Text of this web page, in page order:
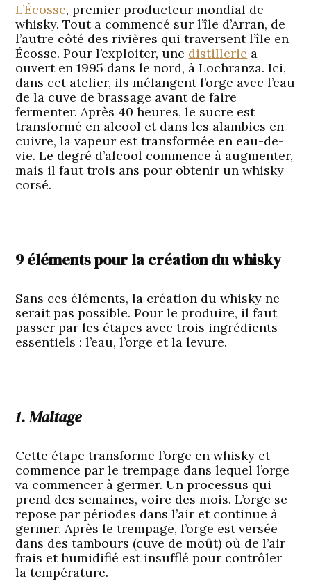
L’Écosse, premier producteur mondial de
whisky. Tout a commencé sur l’île d’Arran, de
l’autre côté des rivières qui traversent l’île en
Écosse. Pour l’exploiter, une distillerie a
ouvert en 1995 dans le nord, à Lochranza. Ici,
dans cet atelier, ils mélangent l’orge avec l’eau
de la cuve de brassage avant de faire
fermenter. Après 40 heures, le sucre est
transformé en alcool et dans les alambics en
cuivre, la vapeur est transformée en eau-de-
vie. Le degré d’alcool commence à augmenter,
mais il faut trois ans pour obtenir un whisky
corsé.
9 éléments pour la création du whisky
Sans ces éléments, la création du whisky ne
serait pas possible. Pour le produire, il faut
passer par les étapes avec trois ingrédients
essentiels : l’eau, l’orge et la levure.
1. Maltage
Cette étape transforme l’orge en whisky et
commence par le trempage dans lequel l’orge
va commencer à germer. Un processus qui
prend des semaines, voire des mois. L’orge se
repose par périodes dans l’air et continue à
germer. Après le trempage, l’orge est versée
dans des tambours (cuve de moût) où de l’air
frais et humidifié est insufflé pour contrôler
la température.